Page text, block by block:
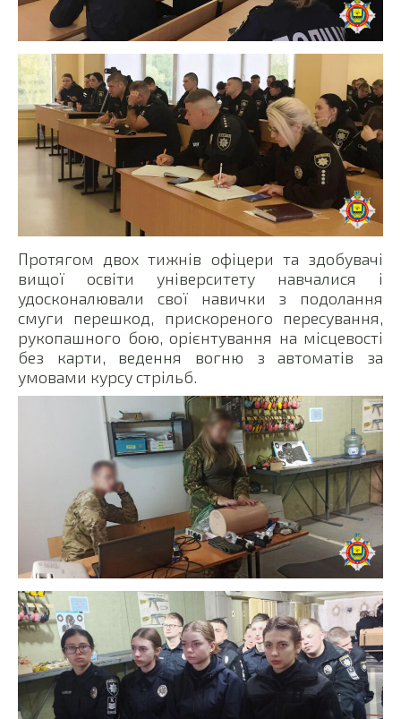
Протягом двох тижнів офіцери та здобувачі
вищої освіти університету навчалися і
удосконалювали свої навички з подолання
смуги перешкод, прискореного пересування,
рукопашного бою, орієнтування на місцевості
без карти, ведення вогню з автоматів за
умовами курсу стрільб.